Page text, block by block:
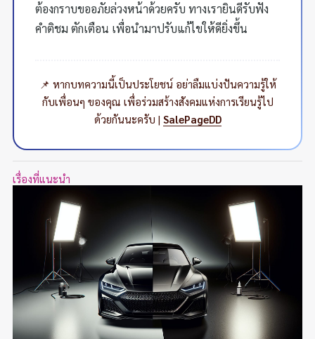
ต้องกราบขออภัยล่วงหน้าด้วยครับ ทางเรายินดีรับฟัง
คำติชม ตักเตือน เพื่อนำมาปรับแก้ไขให้ดียิ่งขึ้น
📌 หากบทความนี้เป็นประโยชน์ อย่าลืมแบ่งปันความรู้ให้
กับเพื่อนๆ ของคุณ เพื่อร่วมสร้างสังคมแห่งการเรียนรู้ไป
ด้วยกันนะครับ | SalePageDD
เรื่องที่แนะนำ